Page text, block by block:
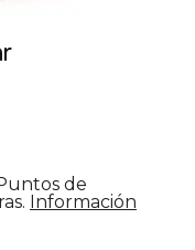
de
Información